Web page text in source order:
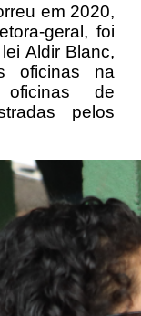
em 2020,
geral, foi
Aldir Blanc,
oficinas na
de
pelos